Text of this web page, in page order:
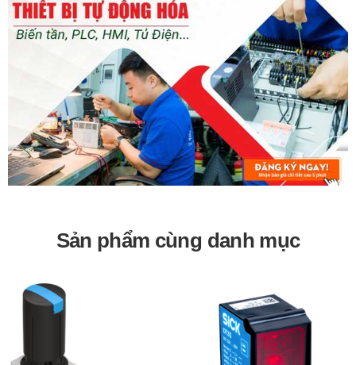
lạnh.
Bảo hành 12 tháng
Sản phẩm cùng danh mục